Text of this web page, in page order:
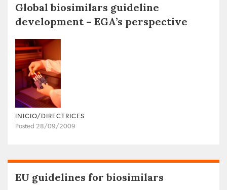
Global biosimilars guideline
development – EGA’s perspective
INICIO/DIRECTRICES
Posted 28/09/2009
EU guidelines for biosimilars